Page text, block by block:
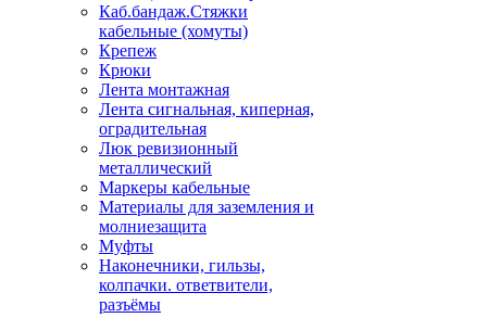
Каб.бандаж.Стяжки
кабельные (хомуты)
Крепеж
Крюки
Лента монтажная
Лента сигнальная, киперная,
оградительная
Люк ревизионный
металлический
Маркеры кабельные
Материалы для заземления и
молниезащита
Муфты
Наконечники, гильзы,
колпачки. ответвители,
разъёмы